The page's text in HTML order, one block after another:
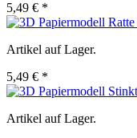
5,49 € *
Artikel auf Lager.
5,49 € *
Artikel auf Lager.